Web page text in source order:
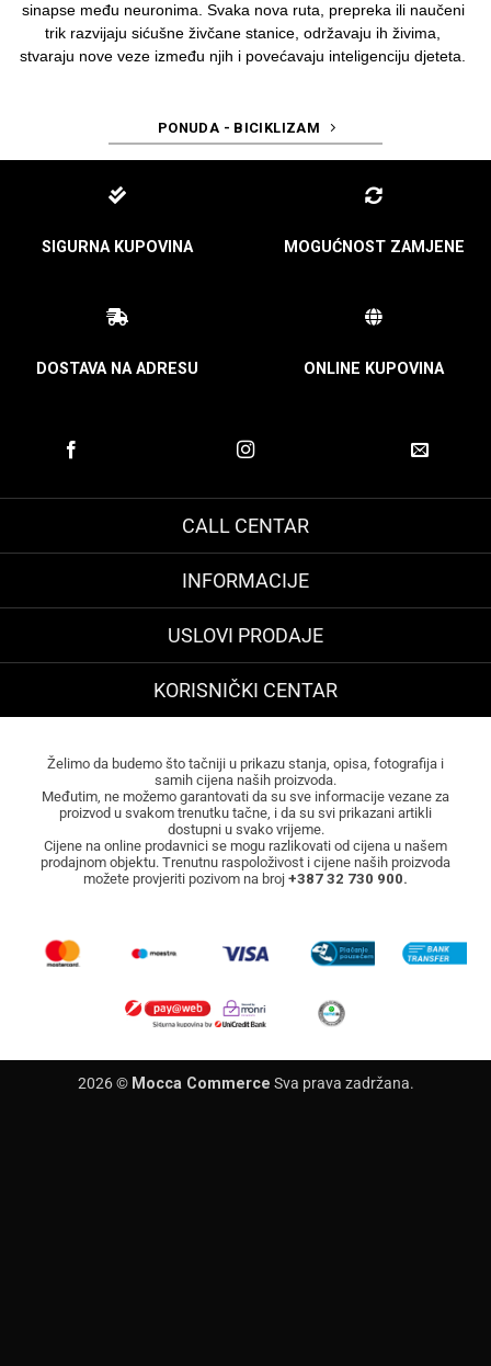
sinapse među neuronima. Svaka nova ruta, prepreka ili naučeni
trik razvijaju sićušne živčane stanice, održavaju ih živima,
stvaraju nove veze između njih i povećavaju inteligenciju djeteta.
PONUDA - BICIKLIZAM
SIGURNA KUPOVINA MOGUĆNOST ZAMJENE
DOSTAVA NA ADRESU ONLINE KUPOVINA
CALL CENTAR
INFORMACIJE
USLOVI PRODAJE
KORISNIČKI CENTAR
Želimo da budemo što tačniji u prikazu stanja, opisa, fotografija i
samih cijena naših proizvoda.
Međutim, ne možemo garantovati da su sve informacije vezane za
proizvod u svakom trenutku tačne, i da su svi prikazani artikli
dostupni u svako vrijeme.
Cijene na online prodavnici se mogu razlikovati od cijena u našem
prodajnom objektu. Trenutnu raspoloživost i cijene naših proizvoda
možete provjeriti pozivom na broj +387 32 730 900.
2026 © Mocca Commerce Sva prava zadržana.